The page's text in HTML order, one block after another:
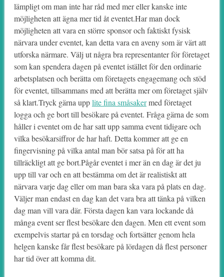
lämpligt om man inte har råd med mer eller kanske inte
möjligheten att ägna mer tid åt eventet.Har man dock
möjligheten att vara en större sponsor och faktiskt fysisk
närvara under eventet, kan detta vara en aveny som är värt att
utforska närmare. Välj ut några bra representanter för företaget
som kan spendera dagen på eventet istället för den ordinarie
arbetsplatsen och berätta om företagets engagemang och stöd
för eventet, tillsammans med att berätta mer om företaget själv
så klart.Tryck gärna upplite fina småsakermed företaget
logga och ge bort till besökare på eventet. Fråga gärna de som
håller i eventet om de har satt upp samma event tidigare och
vilka besökarsiffror de har haft. Detta kommer att ge en
fingervisning på vilka antal man bör satsa på för att ha
tillräckligt att ge bort.Pågår eventet i mer än en dag är det ju
upp till var och en att bestämma om det är realistiskt att
närvara varje dag eller om man bara ska vara på plats en dag.
Väljer man endast en dag kan det vara bra att tänka på vilken
dag man vill vara där. Första dagen kan vara lockande då
många event ser flest besökare den dagen. Men ett event som
exempelvis startar på en torsdag och fortsätter genom hela
helgen kanske får flest besökare på lördagen då flest personer
har tid över att komma dit.